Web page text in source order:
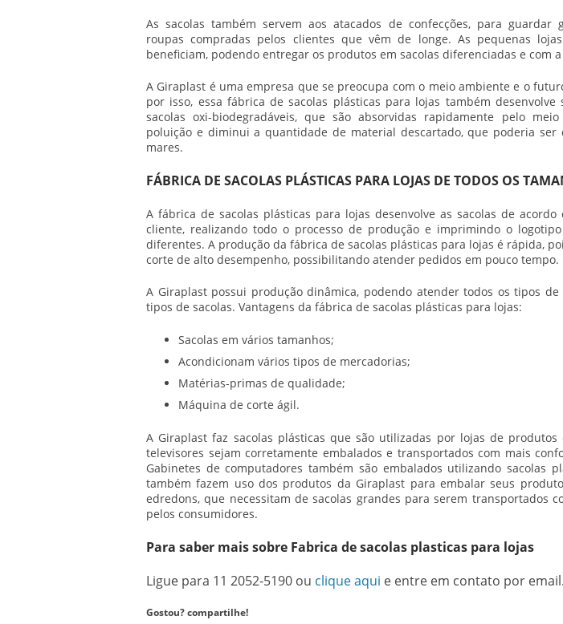
As sacolas também servem aos atacados de confecções, para guardar
roupas compradas pelos clientes que vêm de longe. As pequenas
beneficiam, podendo entregar os produtos em sacolas diferenciadas e com
A Giraplast é uma empresa que se preocupa com o meio ambiente e o
por isso, essa fábrica de sacolas plásticas para lojas também desenvolve
sacolas oxi-biodegradáveis, que são absorvidas rapidamente pelo
poluição e diminui a quantidade de material descartado, que poderia ser
mares.
FÁBRICA DE SACOLAS PLÁSTICAS PARA LOJAS DE TODOS OS
A fábrica de sacolas plásticas para lojas desenvolve as sacolas de acordo
cliente, realizando todo o processo de produção e imprimindo o
diferentes. A produção da fábrica de sacolas plásticas para lojas é rápida,
corte de alto desempenho, possibilitando atender pedidos em pouco tempo.
A Giraplast possui produção dinâmica, podendo atender todos os tipos
tipos de sacolas. Vantagens da fábrica de sacolas plásticas para lojas:
Sacolas em vários tamanhos;
Acondicionam vários tipos de mercadorias;
Matérias-primas de qualidade;
Máquina de corte ágil.
A Giraplast faz sacolas plásticas que são utilizadas por lojas de produtos
televisores sejam corretamente embalados e transportados com mais
Gabinetes de computadores também são embalados utilizando sacolas
também fazem uso dos produtos da Giraplast para embalar seus
edredons, que necessitam de sacolas grandes para serem transportados
pelos consumidores.
Para saber mais sobre Fabrica de sacolas plasticas para lojas
Ligue para 11 2052-5190 ou clique aqui e entre em contato por email.
Gostou? compartilhe!